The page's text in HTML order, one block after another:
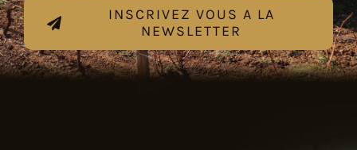
INSCRIVEZ VOUS A LA
NEWSLETTER